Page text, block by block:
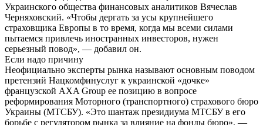
Украинского общества финансовых аналитиков Вячеслав
Черняховский. «Чтобы дергать за усы крупнейшего
страховщика Европы в то время, когда мы всеми силами
пытаемся привлечь иностранных инвесторов, нужен
серьезный повод», — добавил он.
Если надо причину
Неофициально эксперты рынка называют основным поводом
претензий Нацкомфинуслуг к украинской «дочке»
французской AXA Group ее позицию в вопросе
реформирования Моторного (транспортного) страхового бюро
Украины (МТСБУ). «Это шантаж президиума МТСБУ в его
борьбе с регулятором рынка за влияние на фонды бюро», —